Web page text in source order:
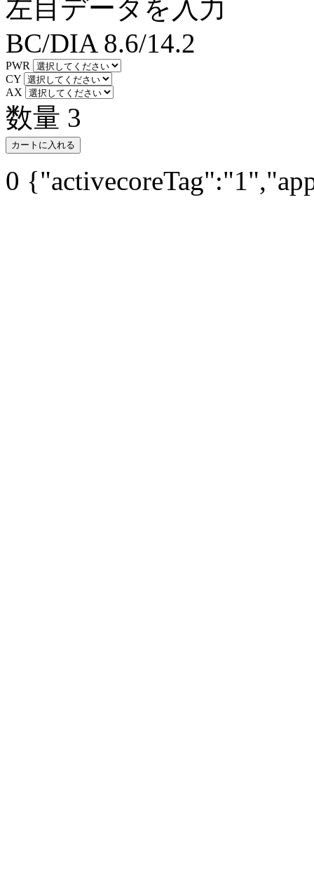
左目データを入力
BC/DIA 8.6/14.2
PWR
CY
AX
数量 3
カートに入れる
0